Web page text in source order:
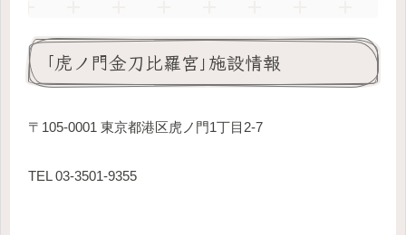
｢虎ノ門金刀比羅宮｣施設情報
〒105-0001 東京都港区虎ノ門1丁目2-7
TEL 03-3501-9355